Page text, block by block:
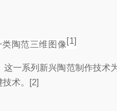
陶范三维图像[1]
这一系列新兴陶范制作技
术。[2]